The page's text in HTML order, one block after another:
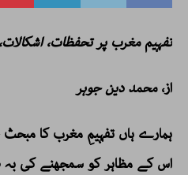
تفہیم مغرب پر تحفظات،
از،محمد دین جوہر
ہمارے ہاں تفہیمِ مغرب کا
اس کے مظاہر کو سمجھنے کی